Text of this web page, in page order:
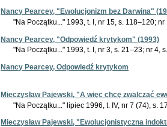
Nancy Pearcey, "Ewolucjonizm bez Darwina"
"Na Początku..." 1993, t. I, nr 15, s. 118–120;
Nancy Pearcey, "Odpowiedź krytykom" (1993)
"Na Początku..." 1993, t. I, nr 3, s. 21–23; nr 4,
Nancy Pearcey, Odpowiedź krytykom
Mieczysław Pajewski, "A więc chcę zwalczać
"Na Początku..." lipiec 1996, t. IV, nr 7 (74), s.
Mieczysław Pajewski, "Ewolucjonistyczna